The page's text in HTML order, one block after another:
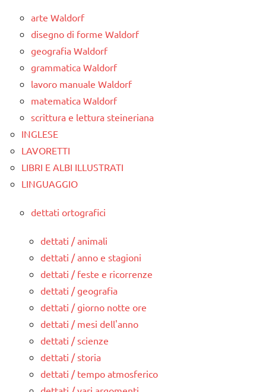
arte Waldorf
disegno di forme Waldorf
geografia Waldorf
grammatica Waldorf
lavoro manuale Waldorf
matematica Waldorf
scrittura e lettura steineriana
INGLESE
LAVORETTI
LIBRI E ALBI ILLUSTRATI
LINGUAGGIO
dettati ortografici
dettati / animali
dettati / anno e stagioni
dettati / feste e ricorrenze
dettati / geografia
dettati / giorno notte ore
dettati / mesi dell'anno
dettati / scienze
dettati / storia
dettati / tempo atmosferico